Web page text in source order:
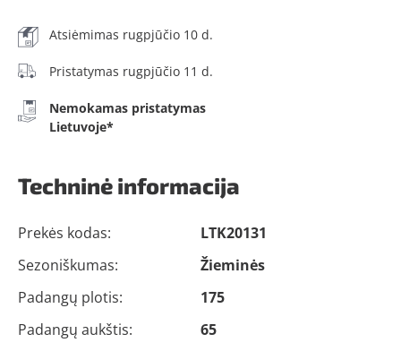
Atsiėmimas rugpjūčio 10 d.
Pristatymas rugpjūčio 11 d.
Nemokamas pristatymas
Lietuvoje*
Techninė informacija
Prekės kodas:
LTK20131
Sezoniškumas:
Žieminės
Padangų plotis:
175
Padangų aukštis:
65